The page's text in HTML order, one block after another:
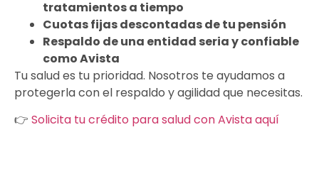
tratamientos a tiempo
Cuotas fijas descontadas de tu pensión
Respaldo de una entidad seria y confiable
como Avista
Tu salud es tu prioridad. Nosotros te ayudamos a
protegerla con el respaldo y agilidad que necesitas.
👉 Solicita tu crédito para salud con Avista aquí